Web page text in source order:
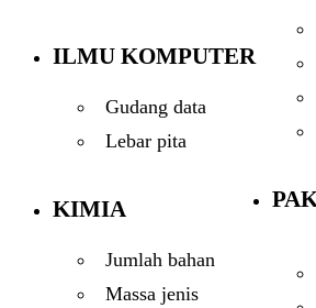
ILMU KOMPUTER
Gudang data
Lebar pita
KIMIA
Jumlah bahan
Massa jenis